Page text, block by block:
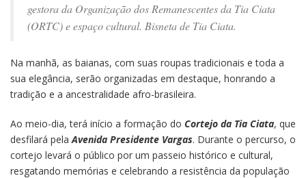
gestora da Organização dos Remanescentes da Tia Ciata
(ORTC) e espaço cultural. Bisneta de Tia Ciata.
Na manhã, as baianas, com suas roupas tradicionais e toda a
sua elegância, serão organizadas em destaque, honrando a
tradição e a ancestralidade afro-brasileira.
Ao meio-dia, terá início a formação do Cortejo da Tia Ciata, que
desfilará pela Avenida Presidente Vargas. Durante o percurso, o
cortejo levará o público por um passeio histórico e cultural,
resgatando memórias e celebrando a resistência da população